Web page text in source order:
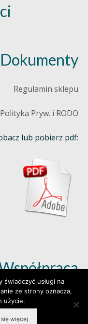
Dokumenty
Regulamin sklepu
Polityka Pryw. i RODO
lub pobierz pdf:
się więcej (klik)
świadczyć usługi na
ze strony oznacza,
użycie.
więcej